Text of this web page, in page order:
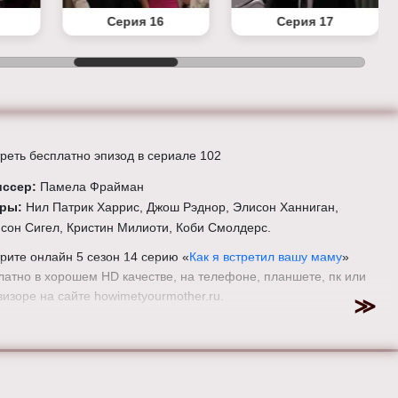
Серия 16 Серия 17
бесплатно эпизод в сериале 102
Памела Фрайман
Нил Патрик Харрис, Джош Рэднор, Элисон Ханниган,
Сигел, Кристин Милиоти, Коби Смолдерс.
онлайн 5 сезон 14 серию «Как я встретил вашу маму»
в хорошем HD качестве, на телефоне, планшете, пк или
на сайте howimetyourmother.ru.